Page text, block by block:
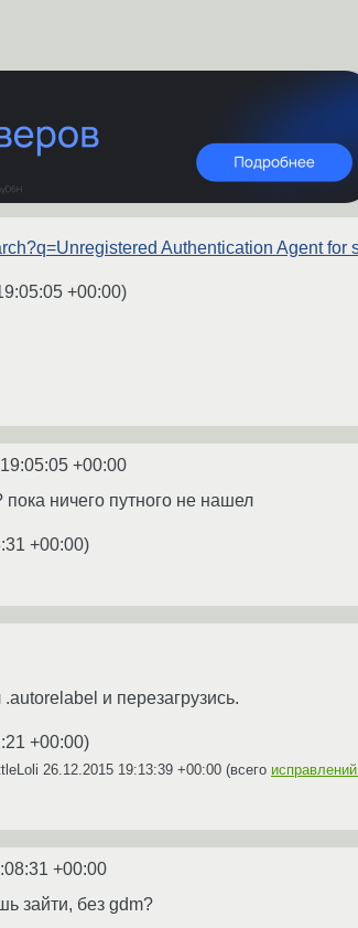
Authentication Agent for
+00:00)
+00:00
ничего путного не нашел
+00:00)
и перезагрузись.
+00:00)
26.12.2015 19:13:39 +00:00 (всего
+00:00
зайти, без gdm?